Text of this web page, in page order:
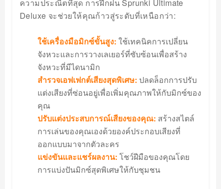
ความประณีตที่สุด การฝึกฝน Sprunki Ultimate
Deluxe จะช่วยให้คุณก้าวสู่ระดับที่เหนือกว่า:
ใช้เครื่องมือมิกซ์ขั้นสูง: ใช้เทคนิคการเปลี่ยน
จังหวะและการวางเลเยอร์ที่ซับซ้อนเพื่อสร้าง
จังหวะที่มีไดนามิก
สำรวจเอฟเฟกต์เสียงสุดพิเศษ: ปลดล็อกการปรับ
แต่งเสียงที่ซ่อนอยู่เพื่อเพิ่มคุณภาพให้กับมิกซ์ของ
คุณ
ปรับแต่งประสบการณ์เสียงของคุณ: สร้างสไตล์
การเล่นของคุณเองด้วยองค์ประกอบเสียงที่
ออกแบบมาจากตัวละคร
แข่งขันและแชร์ผลงาน: โชว์ฝีมือของคุณโดย
การแบ่งปันมิกซ์สุดพิเศษให้กับชุมชน